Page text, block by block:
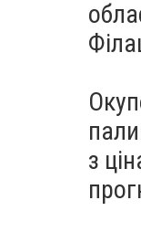
з